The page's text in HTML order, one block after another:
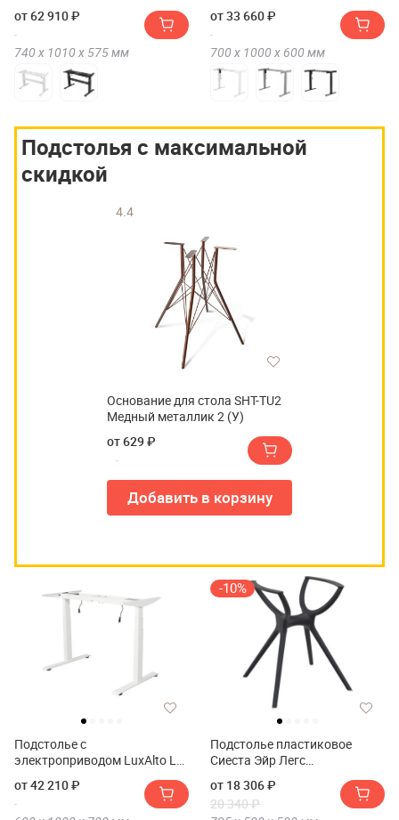
от 62 910 ₽
740 х 1010 х 575мм
от 33 660 ₽
700 х 1000 х 600 мм
Подстолья с максимальной
скидкой
4.4
Основание для стола SHT-TU2
Медный металлик 2 (У)
от 629 ₽
Добавить в корзину
Подстолье с
электроприводом LuxAlto LA-
от 42 210 ₽
-10%
Подстолье пластиковое
Сиеста Эйр Легс
пластиковое Siesta Air Legs
Small)
от 18 306 ₽
20 340 ₽